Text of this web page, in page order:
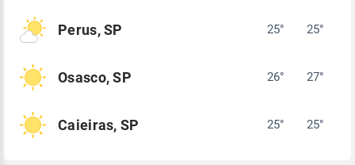
Perus, SP 25° 25°
Osasco, SP 26° 27°
Caieiras, SP 25° 25°